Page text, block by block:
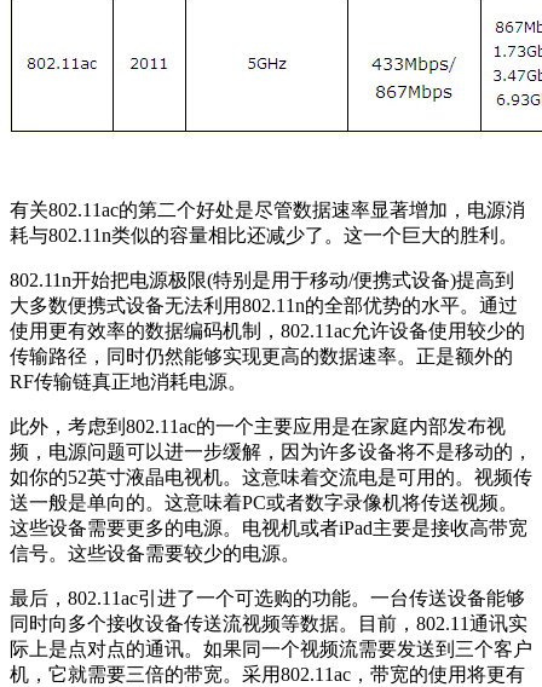
有关802.11ac的第二个好处是尽管数据速率显著增加，电源消
耗与802.11n类似的容量相比还减少了。这一个巨大的胜利。
802.11n开始把电源极限(特别是用于移动/便携式设备)提高到
大多数便携式设备无法利用802.11n的全部优势的水平。通过
使用更有效率的数据编码机制，802.11ac允许设备使用较少的
传输路径，同时仍然能够实现更高的数据速率。正是额外的
RF传输链真正地消耗电源。
此外，考虑到802.11ac的一个主要应用是在家庭内部发布视
频，电源问题可以进一步缓解，因为许多设备将不是移动的，
如你的52英寸液晶电视机。这意味着交流电是可用的。视频传
送一般是单向的。这意味着PC或者数字录像机将传送视频。
这些设备需要更多的电源。电视机或者iPad主要是接收高带宽
信号。这些设备需要较少的电源。
最后，802.11ac引进了一个可选购的功能。一台传送设备能够
同时向多个接收设备传送流视频等数据。目前，802.11通讯实
际上是点对点的通讯。如果同一个视频流需要发送到三个客户
机，它就需要三倍的带宽。采用802.11ac，带宽的使用将更有